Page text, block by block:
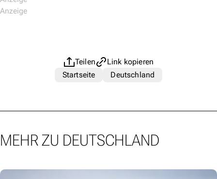
Teilen
Link kopieren
Startseite
Deutschland
MEHR ZU DEUTSCHLAND